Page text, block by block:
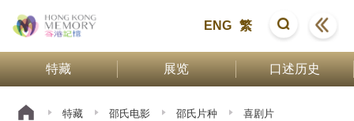
ENG 繁
特藏 展览 口述历史
特藏 邵氏电影 邵氏片种 喜剧片